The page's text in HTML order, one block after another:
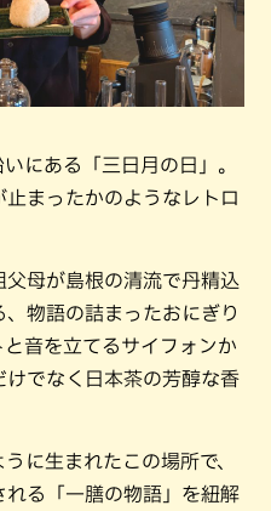
にある「三日月の日」。
まったかのようなレトロ
母が島根の清流で丹精込
物語の詰まったおにぎり
音を立てるサイフォンか
けでなく日本茶の芳醇な香
に生まれたこの場所で、
る「一膳の物語」を紐解